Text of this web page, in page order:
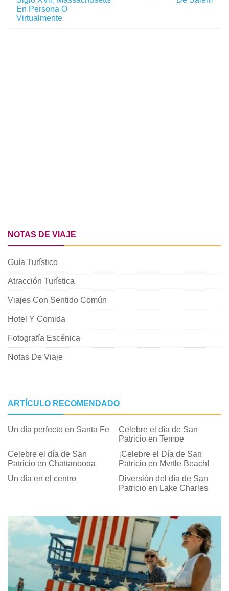
En Persona O
Virtualmente
NOTAS DE VIAJE
Guía Turístico
Atracción Turística
Viajes Con Sentido Común
Hotel Y Comida
Fotografía Escénica
Notas De Viaje
ARTÍCULO RECOMENDADO
Un día perfecto en Santa Fe
Celebre el día de San
Patricio en Tempe
Celebre el día de San
Patricio en Chattanooga
¡Celebre el Día de San
Patricio en Myrtle Beach!
Un día en el centro
Diversión del día de San
Patricio en Lake Charles